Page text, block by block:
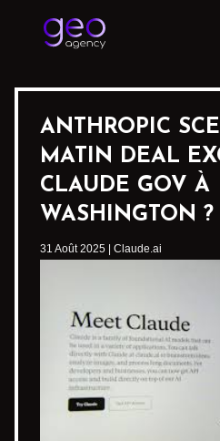
ANTHROPIC
MATIN DEAL
CLAUDE GOV À
WASHINGTON ?
31 Août 2025 Claude.ai